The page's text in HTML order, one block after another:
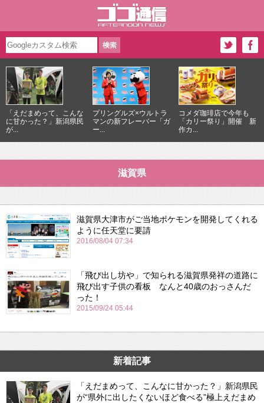
「えだまめって、こんな
に甘かった？」新潟県民
が...
プリングルズ×ウルトラ
マンの新フレーバー「ガ
ー...
コメダ珈琲店で今年も
「カリー祭り」開催 新
作カ...
滋賀県
滋賀県大津市がご当地ポケモンを開発してくれる
ように任天堂に要請
2016/08/04 07:34
「飛び出し坊や」で知られる滋賀県発祥の道路に
飛び出す子供の看板 なんと40歳のおっさんだ
った！
2015/09/24 05:44
新着記事
「えだまめって、こんなに甘かった？」新潟県民
が“県外に出したくないほど食べる”極上えだまめ